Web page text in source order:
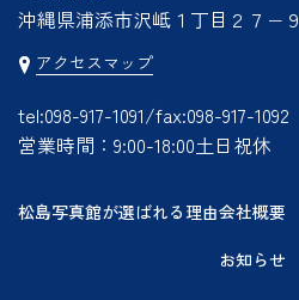
沖縄県浦添市沢岻１丁目２７−９
アクセスマップ
tel:098-917-1091/fax:098-917-1092
営業時間：9:00-18:00土日祝休
松島写真館が選ばれる理由会社概要
お知らせ